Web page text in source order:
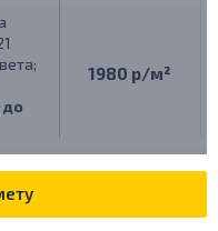
до
1980 р/м²